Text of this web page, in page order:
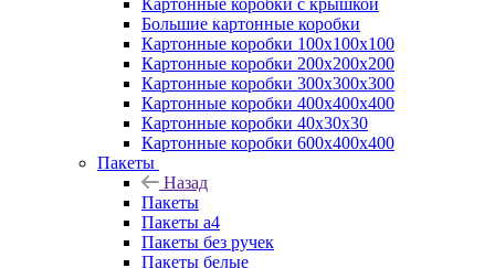
Картонные коробки с крышкой
Большие картонные коробки
Картонные коробки 100x100x100
Картонные коробки 200x200x200
Картонные коробки 300x300x300
Картонные коробки 400x400x400
Картонные коробки 40x30x30
Картонные коробки 600x400x400
Пакеты
Назад
Пакеты
Пакеты а4
Пакеты без ручек
Пакеты белые